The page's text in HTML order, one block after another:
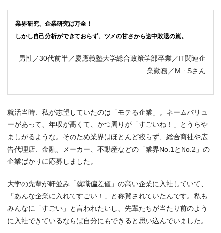
業界研究、企業研究は万全！
しかし自己分析ができておらず、ツメの甘さから途中敗退の嵐。
男性／30代前半／慶應義塾大学総合政策学部卒業／IT関連企
業勤務／M・Sさん
就活当時、私が志望していたのは「モテる企業」。ネームバリュ
ーがあって、年収が高くて、かつ周りが「すごいね！」とうらや
ましがるような。そのため業界はほとんど絞らず、総合商社や広
告代理店、金融、メーカー、不動産などの「業界No.1とNo.2」の
企業ばかりに応募しました。
大学の先輩が軒並み「就職偏差値」の高い企業に入社していて、
「あんな企業に入れてすごい！」と称賛されていたんです。私も
みんなに「すごい」と言われたいし、先輩たちが当たり前のよう
に入社できているならば自分にもできると思い込んでいました。